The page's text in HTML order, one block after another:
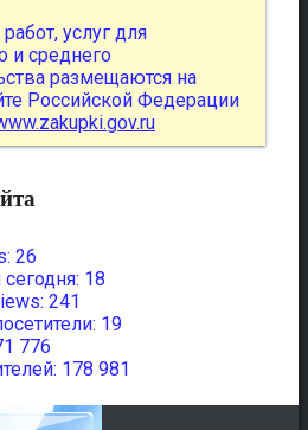
услуг для
и среднего
размещаются на
Российской Федерации
26
18
241
19
776
178 981